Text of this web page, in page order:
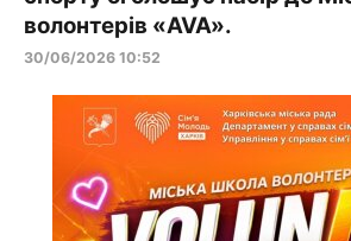
волонтерів «AVA».
30/06/2026 10:52